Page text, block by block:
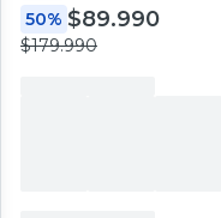
50% $89.990
$179.990